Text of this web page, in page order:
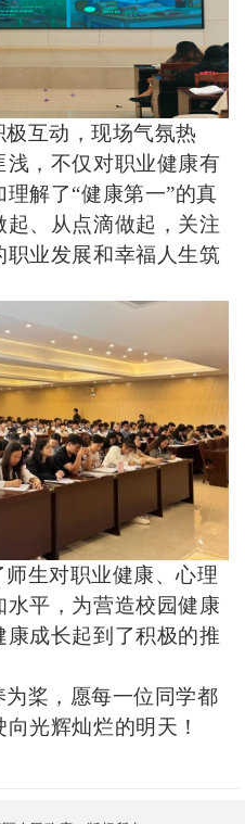
互动，现场气氛热
，不仅对职业健康有
解了“健康第一”的真
、从点滴做起，关注
职业发展和幸福人生筑
生对职业健康、心理
平，为营造校园健康
成长起到了积极的推
桨，愿每一位同学都
光辉灿烂的明天！